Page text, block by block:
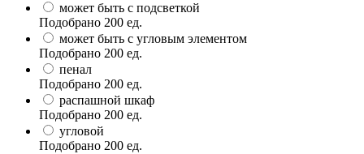
может быть с подсветкой
Подобрано 200 ед.
может быть с угловым элементом
Подобрано 200 ед.
пенал
Подобрано 200 ед.
распашной шкаф
Подобрано 200 ед.
угловой
Подобрано 200 ед.